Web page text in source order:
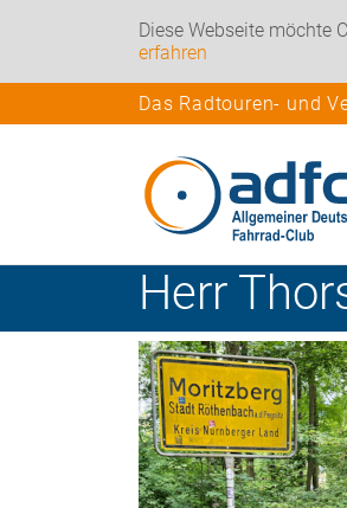
Diese Webseite möchte
erfahren
Das Radtouren- und
Herr